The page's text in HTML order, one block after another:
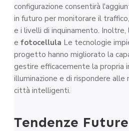
configurazione consentirà
in futuro per monitorare il
e i livelli di inquinamento. Inoltre,
e fotocellula Le tecnologie
progetto hanno migliorato la
gestire efficacemente la propria
illuminazione e di rispondere
città intelligenti.
Tendenze Future